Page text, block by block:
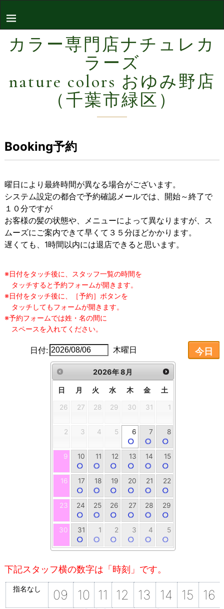
カラー専門店ナチュレカ
ラーズ
nature colors おゆみ野店
（千葉市緑区）
Booking予約
曜日により最終時間が異なる場合がございます。
システム設定の都合で予約確認メールでは、開始～終了で
１０分ですが
お客様の髪の状態や、メニューによって異なりますが、ス
ムーズにご案内できて早くて３５分ほどかかります。
遅くても、1時間以内には退店できると思います。
日付: 木曜日 今日
2026年8月
日 月 火 水 木 金 土
26 27 28 29 30 31 1
2 3 4 5 6 7 8
9 10 11 12 13 14 15
16 17 18 19 20 21 22
23 24 25 26 27 28 29
30 31 1 2 3 4 5
指名なし 09 10 11 12 13 14 15 16